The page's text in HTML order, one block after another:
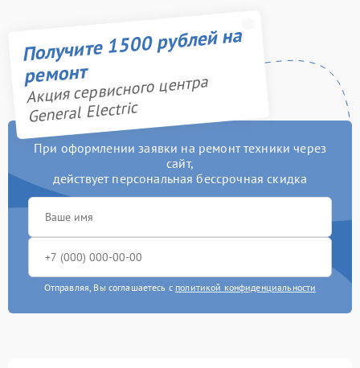
Получите 1500 рублей на
ремонт
Акция сервисного центра
General Electric
При оформлении заявки на ремонт техники через
сайт,
действует персональная бессрочная скидка
Отправляя, Вы соглашаетесь с политикой конфиденциальности